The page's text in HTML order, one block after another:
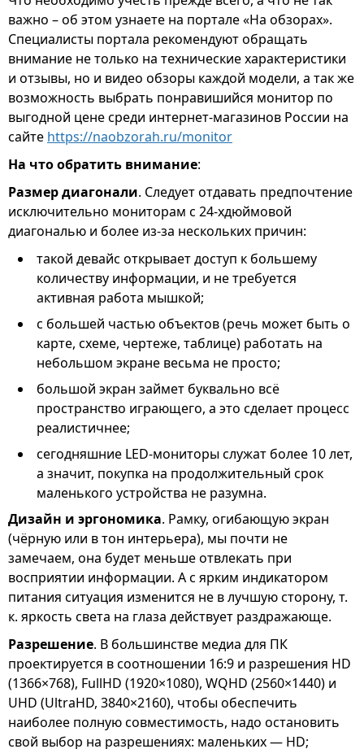
важно – об этом узнаете на портале «На обзорах».
Специалисты портала рекомендуют обращать
внимание не только на технические характеристики
и отзывы, но и видео обзоры каждой модели, а так же
возможность выбрать понравишийся монитор по
выгодной цене среди интернет-магазинов России на
сайте https://naobzorah.ru/monitor
На что обратить внимание:
Размер диагонали. Следует отдавать предпочтение
исключительно мониторам с 24-хдюймовой
диагональю и более из-за нескольких причин:
такой девайс открывает доступ к большему
количеству информации, и не требуется
активная работа мышкой;
с большей частью объектов (речь может быть о
карте, схеме, чертеже, таблице) работать на
небольшом экране весьма не просто;
большой экран займет буквально всё
пространство играющего, а это сделает процесс
реалистичнее;
сегодняшние LED-мониторы служат более 10 лет,
а значит, покупка на продолжительный срок
маленького устройства не разумна.
Дизайн и эргономика. Рамку, огибающую экран
(чёрную или в тон интерьера), мы почти не
замечаем, она будет меньше отвлекать при
восприятии информации. А с ярким индикатором
питания ситуация изменится не в лучшую сторону, т.
к. яркость света на глаза действует раздражающе.
Разрешение. В большинстве медиа для ПК
проектируется в соотношении 16:9 и разрешения HD
(1366×768), FullHD (1920×1080), WQHD (2560×1440) и
UHD (UltraHD, 3840×2160), чтобы обеспечить
наиболее полную совместимость, надо остановить
свой выбор на разрешениях: маленьких — HD;